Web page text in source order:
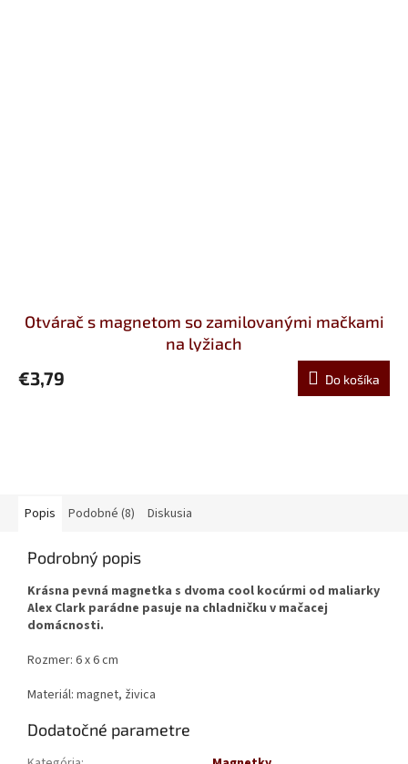
Otvárač s magnetom so zamilovanými mačkami
na lyžiach
€3,79 Do košíka
Popis Podobné (8) Diskusia
Podrobný popis
Krásna pevná magnetka s dvoma cool kocúrmi od maliarky
Alex Clark parádne pasuje na chladničku v mačacej
domácnosti.
Rozmer: 6 x 6 cm
Materiál: magnet, živica
Dodatočné parametre